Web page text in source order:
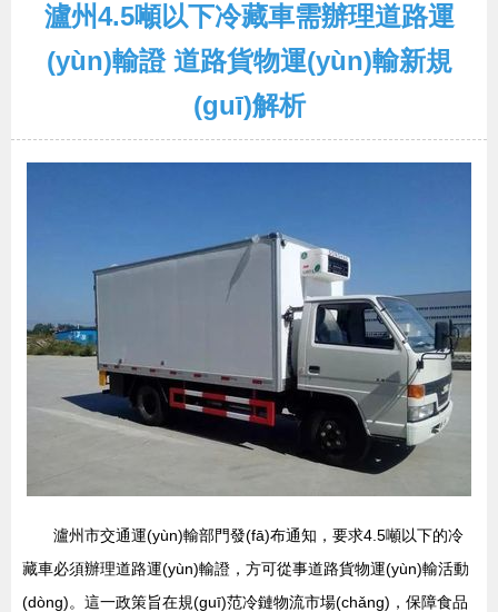
瀘州4.5噸以下冷藏車需辦理道路運
(yùn)輸證 道路貨物運(yùn)輸新規
(guī)解析
瀘州市交通運(yùn)輸部門發(fā)布通知，要求4.5噸以下的冷
藏車必須辦理道路運(yùn)輸證，方可從事道路貨物運(yùn)輸活動
(dòng)。這一政策旨在規(guī)范冷鏈物流市場(chǎng)，保障食品